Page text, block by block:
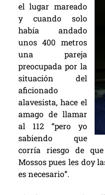
el lugar mareado
y cuando solo
había andado
unos 400 metros
una pareja
preocupada por la
situación del
aficionado
alavesista, hace el
amago de llamar
al 112 “pero yo
sabiendo que
corría riesgo de
Mossos pues les doy
es necesario”.